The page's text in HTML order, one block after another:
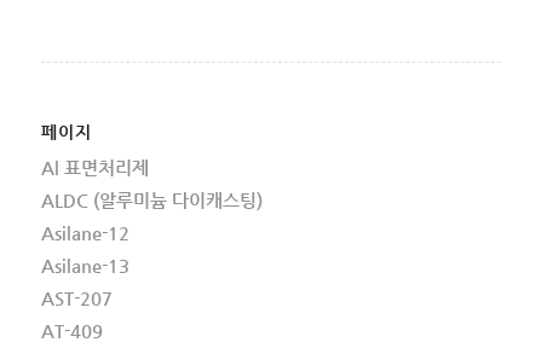
페이지
Al 표면처리제
ALDC (알루미늄 다이캐스팅)
Asilane-12
Asilane-13
AST-207
AT-409